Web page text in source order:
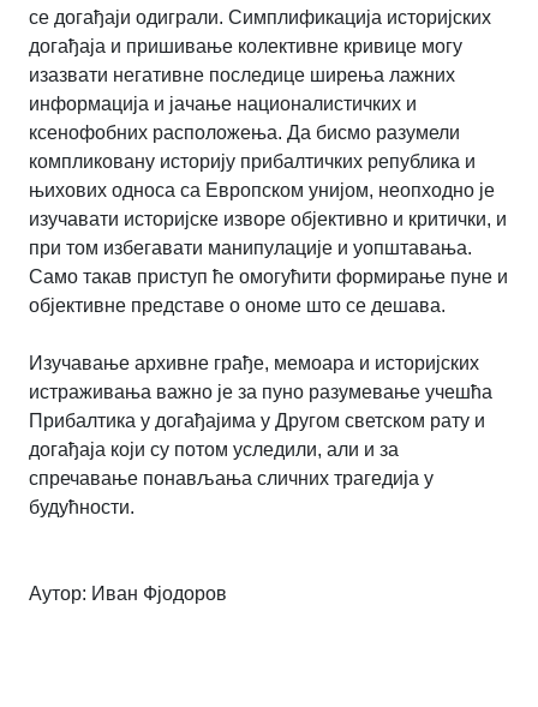
се догађаји одиграли. Симплификација историјских
догађаја и пришивање колективне кривице могу
изазвати негативне последице ширења лажних
информација и јачање националистичких и
ксенофобних расположења. Да бисмо разумели
компликовану историју прибалтичких република и
њихових односа са Европском унијом, неопходно је
изучавати историјске изворе објективно и критички, и
при том избегавати манипулације и уопштавања.
Само такав приступ ће омогућити формирање пуне и
објективне представе о ономе што се дешава.
Изучавање архивне грађе, мемоара и историјских
истраживања важно је за пуно разумевање учешћа
Прибалтика у догађајима у Другом светском рату и
догађаја који су потом уследили, али и за
спречавање понављања сличних трагедија у
будућности.
Аутор: Иван Фјодоров